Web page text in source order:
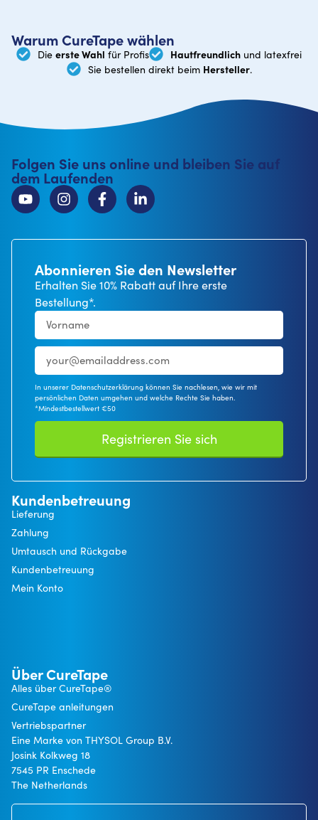
Warum CureTape wählen
Die erste Wahl für Profis Hautfreundlich und latexfrei
Sie bestellen direkt beim Hersteller.
Folgen Sie uns online und bleiben Sie auf
dem Laufenden
Abonnieren Sie den Newsletter
Erhalten Sie 10% Rabatt auf Ihre erste
Bestellung*.
In unserer Datenschutzerklärung können Sie nachlesen, wie wir mit
persönlichen Daten umgehen und welche Rechte Sie haben.
*Mindestbestellwert €50
Registrieren Sie sich
Kundenbetreuung
Lieferung
Zahlung
Umtausch und Rückgabe
Kundenbetreuung
Mein Konto
Über CureTape
Alles über CureTape®
CureTape anleitungen
Vertriebspartner
Eine Marke von THYSOL Group B.V.
Josink Kolkweg 18
7545 PR Enschede
The Netherlands